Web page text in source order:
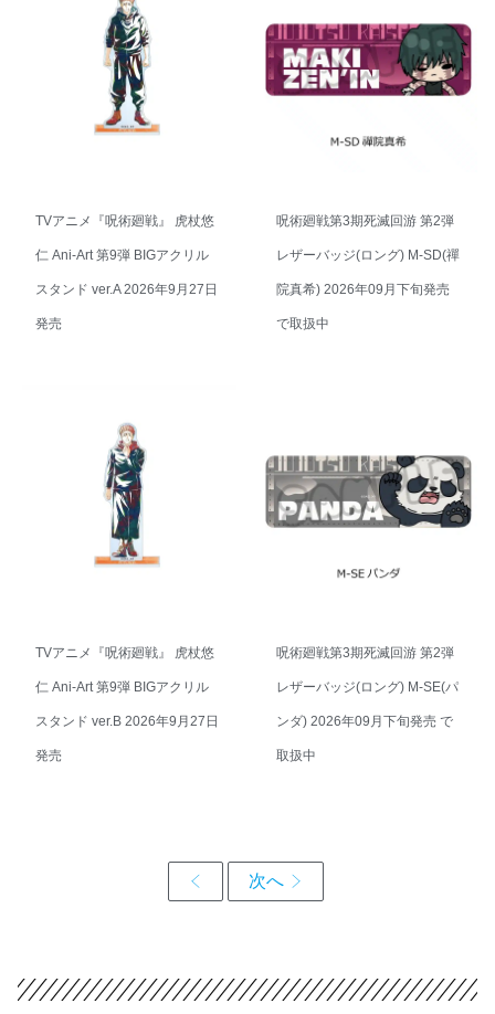
TVアニメ『呪術廻戦』 虎杖悠
仁 Ani-Art 第9弾 BIGアクリル
スタンド ver.A 2026年9月27日
発売
呪術廻戦第3期死滅回游 第2弾
レザーバッジ(ロング) M-SD(禪
院真希) 2026年09月下旬発売
で取扱中
TVアニメ『呪術廻戦』 虎杖悠
仁 Ani-Art 第9弾 BIGアクリル
スタンド ver.B 2026年9月27日
発売
呪術廻戦第3期死滅回游 第2弾
レザーバッジ(ロング) M-SE(パ
ンダ) 2026年09月下旬発売 で
取扱中